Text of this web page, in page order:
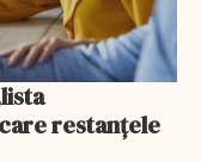
restanțele